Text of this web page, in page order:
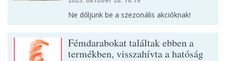
Ne dőljünk be a szezonális akcióknak!
Fémdarabokat találtak ebben a
termékben, visszahívta a hatóság